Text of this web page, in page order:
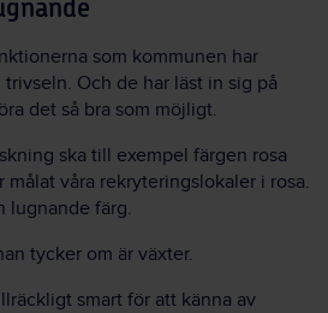
som kommunen har
Och de har läst in sig på
det så bra som möjligt.
ska till exempel färgen rosa
målat våra rekryteringslokaler i rosa.
lugnande färg.
tycker om är växter.
smart för att känna av